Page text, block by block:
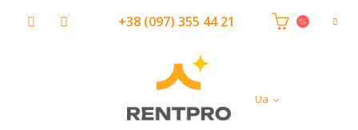
Ua
+38 (097) 355 44 21